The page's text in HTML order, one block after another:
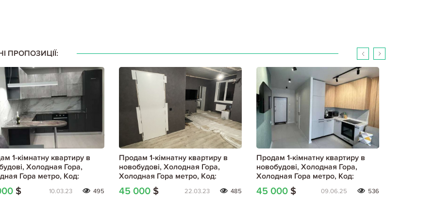
ПРОПОЗИЦІЇ:
1-кімнатну квартиру в
Холодная Гора,
Гора метро, Код:
8 $ 10.03.23 495
Продам 1-кімнатну квартиру в
новобудові, Холодная Гора,
Холодная Гора метро, Код:
795504/1
45 000 $ 22.03.23 485
Продам 1-кімнатну квартиру в
новобудові, Холодная Гора,
Холодная Гора метро, Код:
800653/2
45 000 $ 09.06.25 536